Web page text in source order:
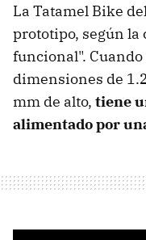
La Tatamel Bike
prototipo, según
funcional".
dimensiones de
mm de alto, tiene
alimentado por